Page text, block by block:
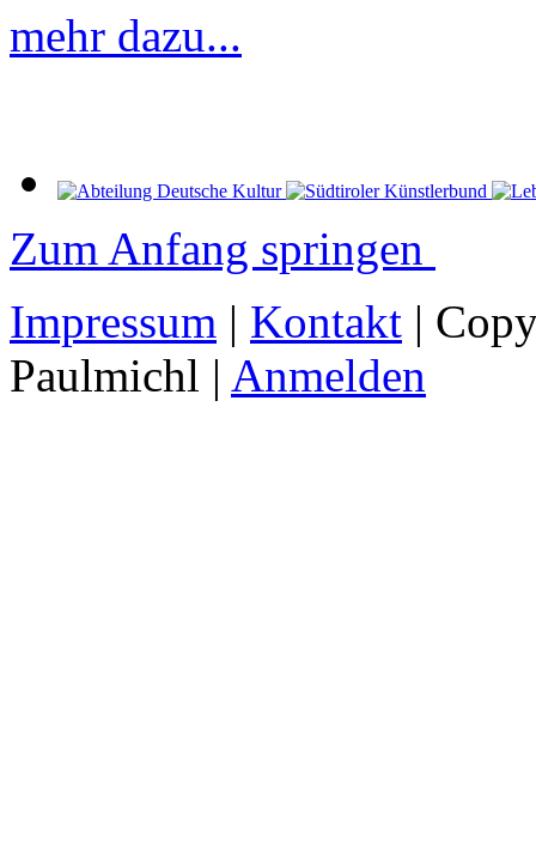
mehr dazu...
Zum Anfang springen
Impressum | Kontakt |
Paulmichl | Anmelden